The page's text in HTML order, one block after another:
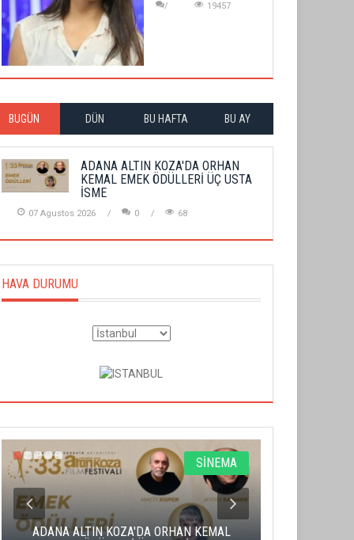
19457
BUGÜN DÜN BU HAFTA BU AY
ADANA ALTIN KOZA'DA ORHAN
KEMAL EMEK ÖDÜLLERİ ÜÇ USTA
İSME
07 Agustos 2026 0 68
HAVA DURUMU
SİNEMA
ADANA ALTIN KOZA'DA ORHAN KEMAL